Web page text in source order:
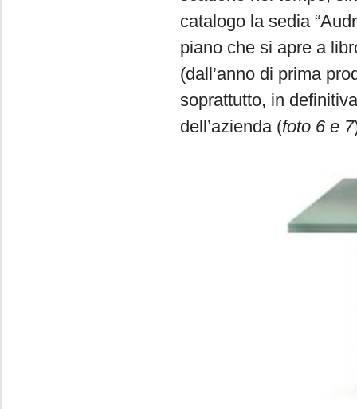
catalogo la sedia
piano che si apre a
(dall’anno di prima
soprattutto, in
dell’azienda (foto 6 e 7